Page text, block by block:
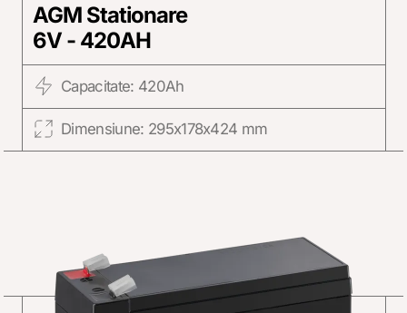
AGM Stationare
6V - 420AH
Capacitate: 420Ah
Dimensiune: 295x178x424 mm